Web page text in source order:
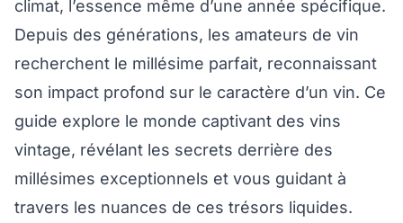
climat, l’essence même d’une année spécifique.
Depuis des générations, les amateurs de vin
recherchent le millésime parfait, reconnaissant
son impact profond sur le caractère d’un vin. Ce
guide explore le monde captivant des vins
vintage, révélant les secrets derrière des
millésimes exceptionnels et vous guidant à
travers les nuances de ces trésors liquides.